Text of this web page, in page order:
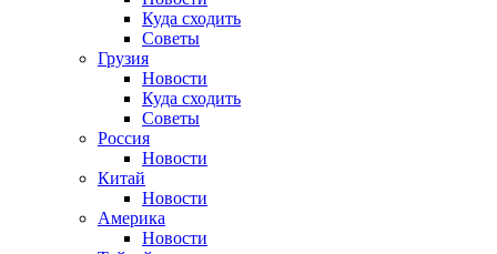
Куда сходить
Советы
Грузия
Новости
Куда сходить
Советы
Россия
Новости
Китай
Новости
Америка
Новости